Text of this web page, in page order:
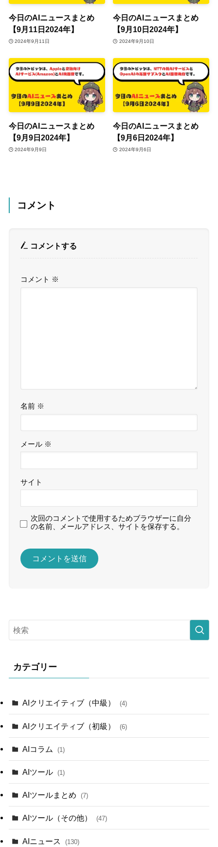
今日のAIニュースまとめ
【9月11日2024年】
2024年9月11日
今日のAIニュースまとめ
【9月10日2024年】
2024年9月10日
今日のAIニュースまとめ
【9月9日2024年】
2024年9月9日
今日のAIニュースまとめ
【9月6日2024年】
2024年9月6日
コメント
コメントする
コメント ※
名前 ※
メール ※
サイト
次回のコメントで使用するためブラウザーに自分
の名前、メールアドレス、サイトを保存する。
カテゴリー
AIクリエイティブ（中級） (4)
AIクリエイティブ（初級） (6)
AIコラム (1)
AIツール (1)
AIツールまとめ (7)
AIツール（その他） (47)
AIニュース (130)